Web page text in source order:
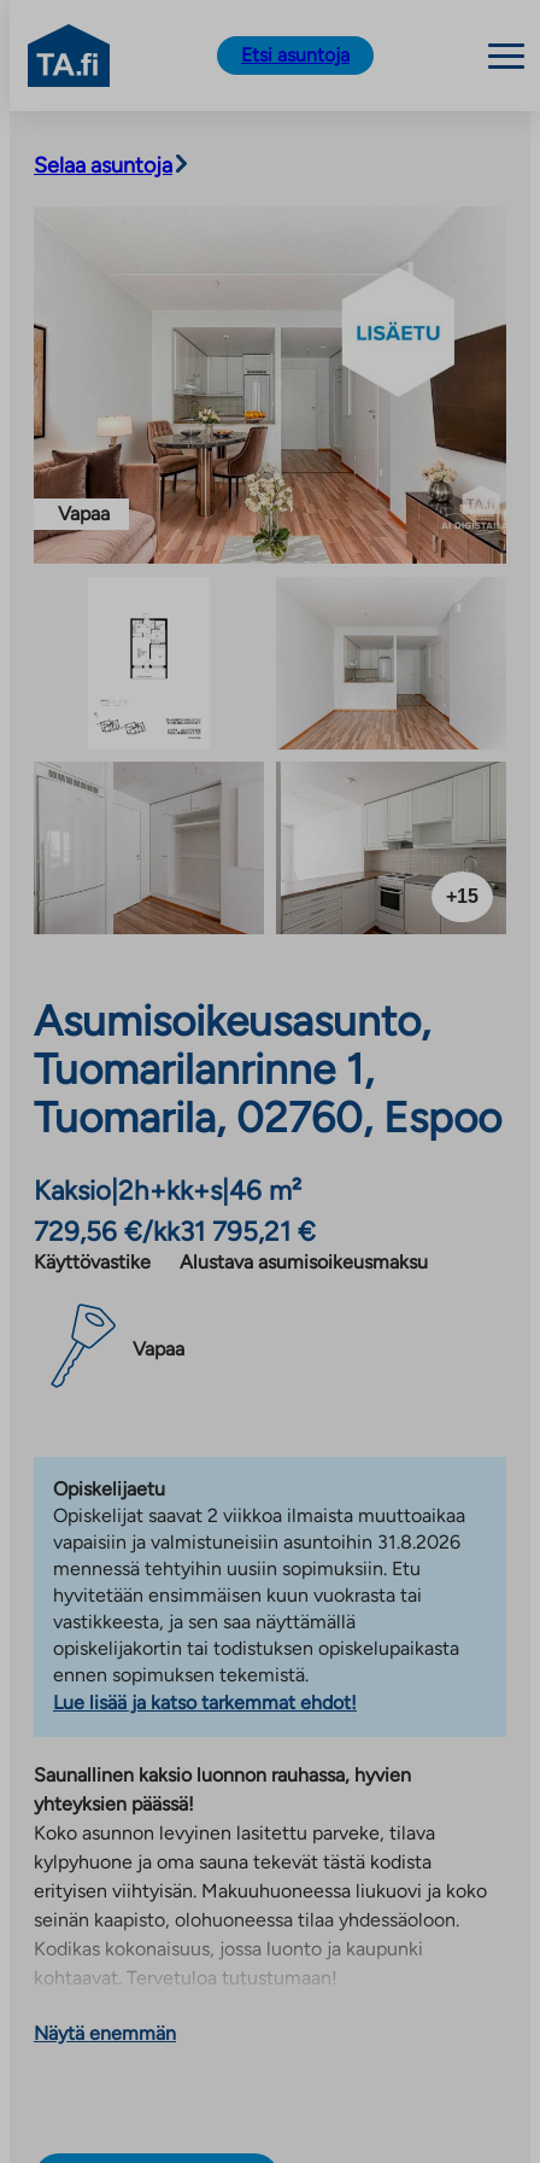
sisältöön
TA.fi
Etsi asuntoja
Selaa asuntoja
Vapaa
+15
Asumisoikeusasunto,
Tuomarilanrinne 1,
Tuomarila, 02760, Espoo
Kaksio 2h+kk+s| 46 m²
729,56 €/kk
Käyttövastike
31 795,21 €
Alustava asumisoikeusmaksu
Vapaa
Opiskelijaetu
Opiskelijat saavat 2 viikkoa ilmaista muuttoaikaa
vapaisiin ja valmistuneisiin asuntoihin 31.8.2026
mennessä tehtyihin uusiin sopimuksiin. Etu
hyvitetään ensimmäisen kuun vuokrasta tai
vastikkeesta, ja sen saa näyttämällä
opiskelijakortin tai todistuksen opiskelupaikasta
ennen sopimuksen tekemistä.
Lue lisää ja katso tarkemmat ehdot!
Saunallinen kaksio luonnon rauhassa, hyvien
yhteyksien päässä!
Koko asunnon levyinen lasitettu parveke, tilava
kylpyhuone ja oma sauna tekevät tästä kodista
erityisen viihtyisän. Makuuhuoneessa liukuovi ja koko
seinän kaapisto, olohuoneessa tilaa yhdessäoloon.
Kodikas kokonaisuus, jossa luonto ja kaupunki
kohtaavat. Tervetuloa tutustumaan!
Asuntoon toteutetaan seuraava muutostyö:
seuraava valinnan muutostyö:
Näytä enemmän